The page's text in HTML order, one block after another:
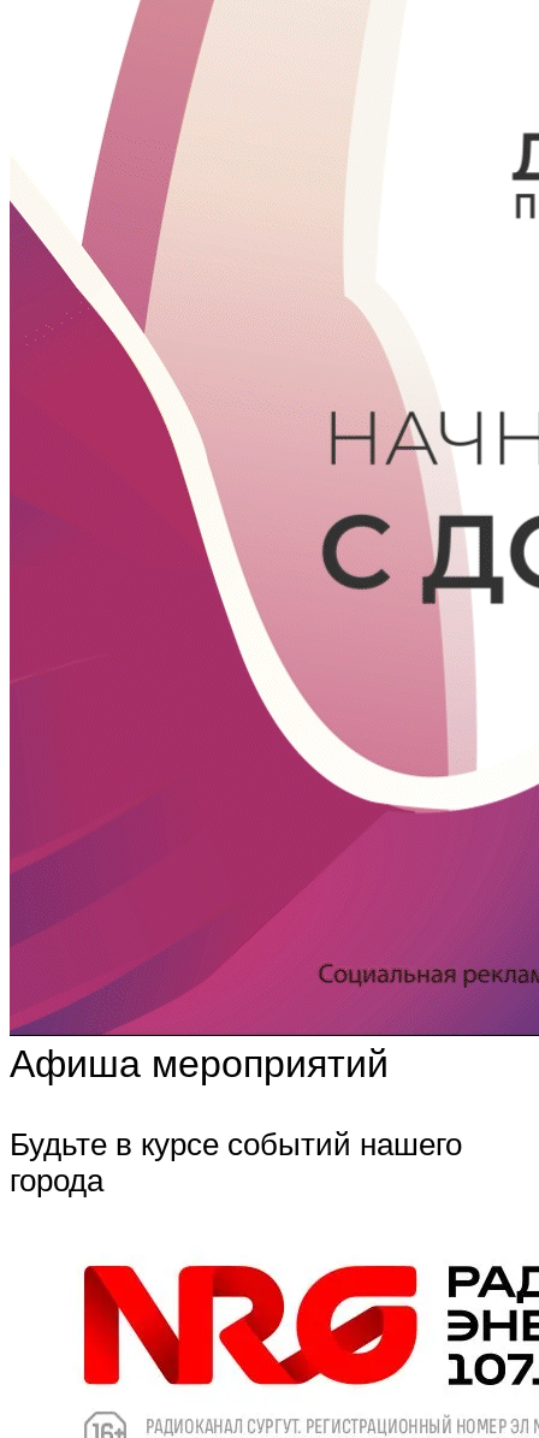
Афиша мероприятий
Будьте в курсе событий нашего
города